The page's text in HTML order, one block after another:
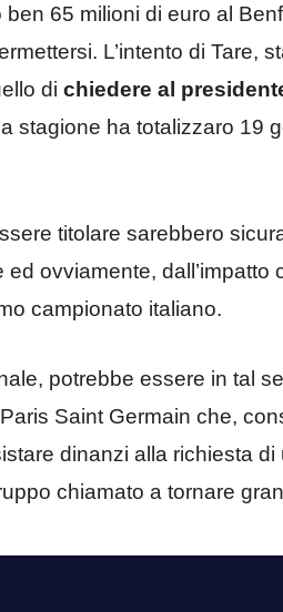
65 milioni di euro al
L’intento di Tare,
di chiedere al
stagione ha totalizzaro 19
titolare sarebbero
ovviamente, dall’impatto
campionato italiano.
potrebbe essere in tal
Saint Germain che,
dinanzi alla richiesta
chiamato a tornare